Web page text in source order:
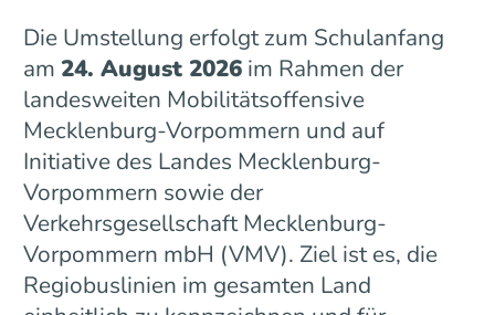
Die Umstellung erfolgt zum Schulanfang
am 24. August 2026im Rahmen der
landesweiten Mobilitätsoffensive
Mecklenburg-Vorpommern und auf
Initiative des Landes Mecklenburg-
Vorpommern sowie der
Verkehrsgesellschaft Mecklenburg-
Vorpommern mbH (VMV). Ziel ist es, die
Regiobuslinien im gesamten Land